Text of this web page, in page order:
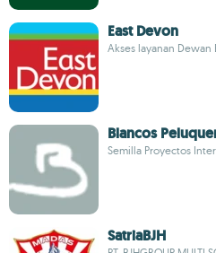
East Devon
Akses layanan
Blancos
Semilla Proyectos
SatriaBJH